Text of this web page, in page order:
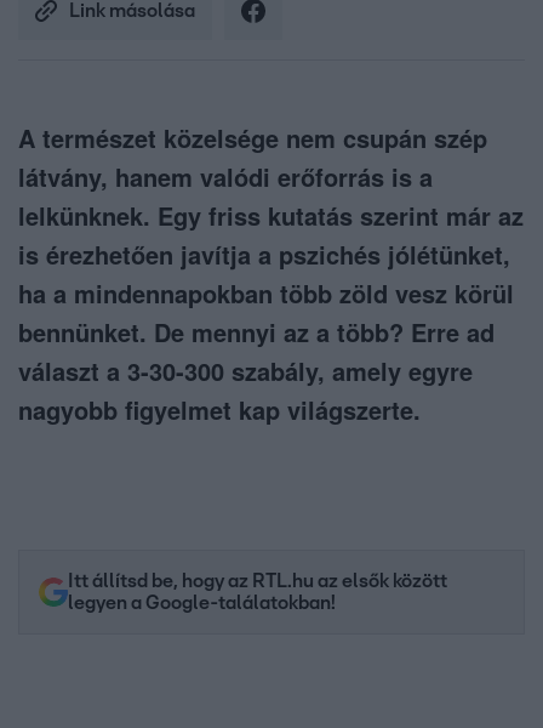
Link másolása
A természet közelsége nem csupán szép
látvány, hanem valódi erőforrás is a
lelkünknek. Egy friss kutatás szerint már az
is érezhetően javítja a pszichés jólétünket,
ha a mindennapokban több zöld vesz körül
bennünket. De mennyi az a több? Erre ad
választ a 3-30-300 szabály, amely egyre
nagyobb figyelmet kap világszerte.
Itt állítsd be, hogy az RTL.hu az elsők között
legyen a Google-találatokban!